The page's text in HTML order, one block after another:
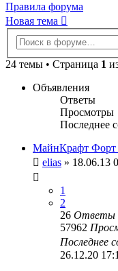
Правила форума
Новая тема
24 темы • Страница 1
Объявления
Ответы
Просмотры
Последнее
МайнКрафт Форт
elias » 18.06.13
1
2
26 Ответы
57962
Последнее
26.12.20